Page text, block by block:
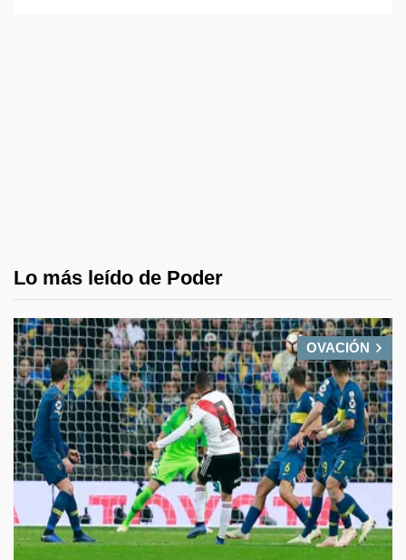
Lo más leído de Poder
OVACIÓN